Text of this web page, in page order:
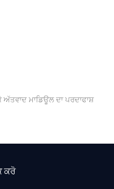
ਮਾਡਿਊਲ ਦਾ ਪਰਦਾਫਾਸ਼
ਕਰੋ